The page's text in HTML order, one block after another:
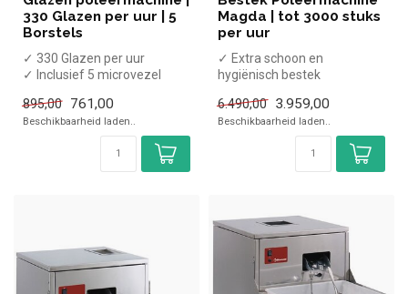
330 Glazen per uur | 5
Borstels
✓ 330 Glazen per uur
✓ Inclusief 5 microvezel
✓ Breedte 30,5 cm, diep...
895,00 761,00
Beschikbaarheid laden..
Magda | tot 3000 stuks
per uur
✓ Extra schoon en
hygiënisch bestek
tijdbesparend
✓ Hoge capa...
6.490,00 3.959,00
Beschikbaarheid laden..